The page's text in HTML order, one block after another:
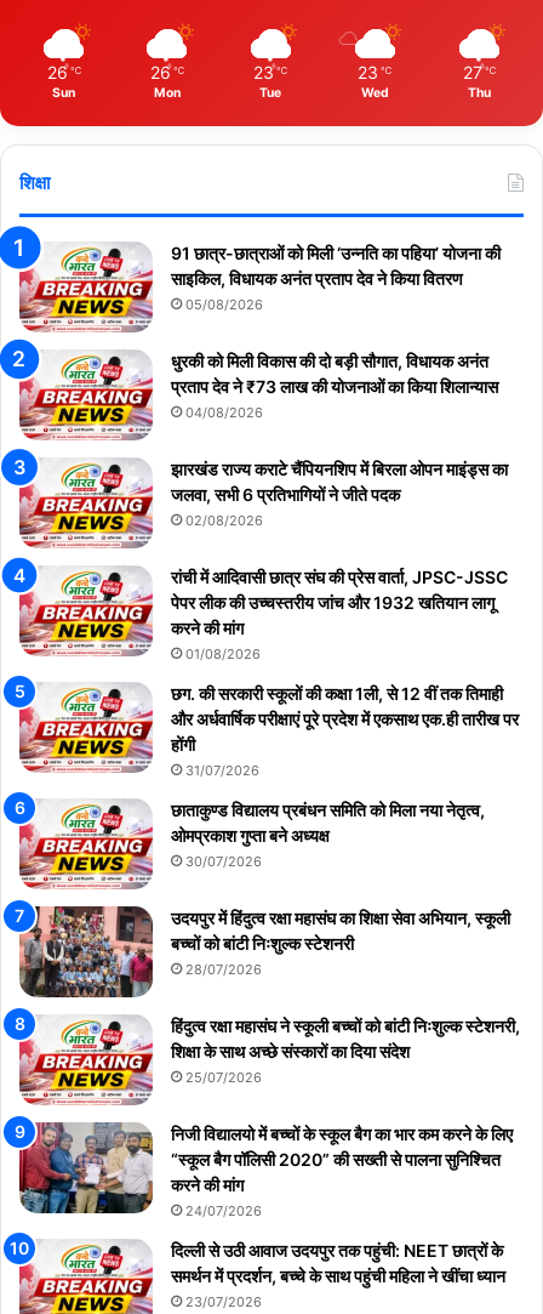
26 ℃
Sun
26 ℃
Mon
23 ℃
Tue
23 ℃
Wed
27 ℃
Thu
शिक्षा
91 छात्र-छात्राओं को मिली ‘उन्नति का पहिया’ योजना की
साइकिल, विधायक अनंत प्रताप देव ने किया वितरण
05/08/2026
धुरकी को मिली विकास की दो बड़ी सौगात, विधायक अनंत
प्रताप देव ने ₹73 लाख की योजनाओं का किया शिलान्यास
04/08/2026
झारखंड राज्य कराटे चैंपियनशिप में बिरला ओपन माइंड्स का
जलवा, सभी 6 प्रतिभागियों ने जीते पदक
02/08/2026
रांची में आदिवासी छात्र संघ की प्रेस वार्ता, JPSC-JSSC
पेपर लीक की उच्चस्तरीय जांच और 1932 खतियान लागू
करने की मांग
01/08/2026
छग. की सरकारी स्कूलों की कक्षा 1ली, से 12 वीं तक तिमाही
और अर्धवार्षिक परीक्षाएं पूरे प्रदेश में एकसाथ एक.ही तारीख पर
होंगी
31/07/2026
छाताकुण्ड विद्यालय प्रबंधन समिति को मिला नया नेतृत्व,
ओमप्रकाश गुप्ता बने अध्यक्ष
30/07/2026
उदयपुर में हिंदुत्व रक्षा महासंघ का शिक्षा सेवा अभियान, स्कूली
बच्चों को बांटी निःशुल्क स्टेशनरी
28/07/2026
हिंदुत्व रक्षा महासंघ ने स्कूली बच्चों को बांटी निःशुल्क स्टेशनरी,
शिक्षा के साथ अच्छे संस्कारों का दिया संदेश
25/07/2026
निजी विद्यालयो में बच्चों के स्कूल बैग का भार कम करने के लिए
“स्कूल बैग पॉलिसी 2020” की सख्ती से पालना सुनिश्चित
करने की मांग
24/07/2026
दिल्ली से उठी आवाज उदयपुर तक पहुंची: NEET छात्रों के
समर्थन में प्रदर्शन, बच्चे के साथ पहुंची महिला ने खींचा ध्यान
23/07/2026